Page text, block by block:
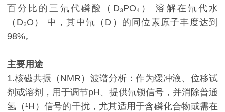
百分比的三氘代磷酸（D₃PO₄）​ 溶解在氘代水
（D₂O）​ 中，其中氘（D）的同位素原子丰度达到
98%。
主要用途
1.核磁共振（NMR）波谱分析：作为缓冲液、位移试
剂或溶剂，用于调节pH、提供氘锁信号，并消除普通
氢（¹H）信号的干扰，尤其适用于含磷化合物或需在